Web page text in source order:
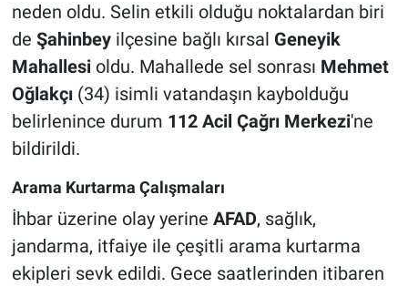
neden oldu. Selin etkili olduğu noktalardan biri
de Şahinbeyilçesine bağlı kırsal Geneyik
Mahallesioldu. Mahallede sel sonrası Mehmet
Oğlakçı(34) isimli vatandaşın kaybolduğu
belirlenince durum 112 Acil Çağrı Merkezi'ne
bildirildi.
Arama Kurtarma Çalışmaları
İhbar üzerine olay yerine AFAD, sağlık,
jandarma, itfaiye ile çeşitli arama kurtarma
ekipleri sevk edildi. Gece saatlerinden itibaren